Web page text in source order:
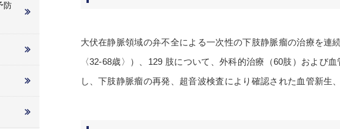
大伏在静脈領域の弁不全による一次性の下肢静脈瘤の治療を
〈32-68歳〉）、129 肢について、外科的治療（60肢）および
し、下肢静脈瘤の再発、超音波検査により確認された血管新生
防